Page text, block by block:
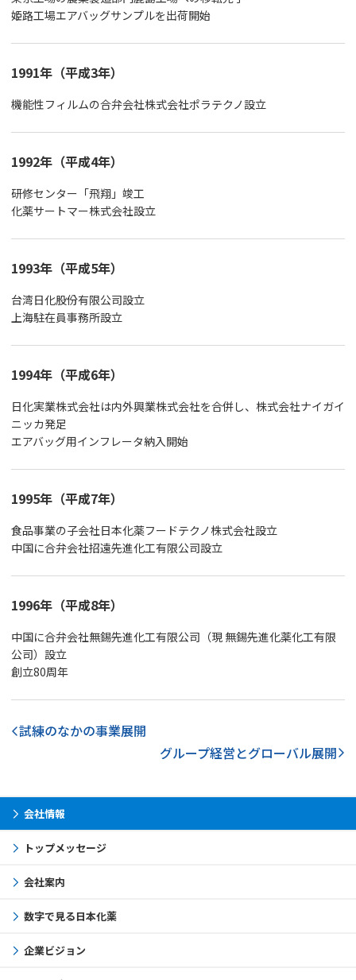
姫路工場エアバッグサンプルを出荷開始
1991年（平成3年）
機能性フィルムの合弁会社株式会社ポラテクノ設立
1992年（平成4年）
研修センター「飛翔」竣工
化薬サートマー株式会社設立
1993年（平成5年）
台湾日化股份有限公司設立
上海駐在員事務所設立
1994年（平成6年）
日化実業株式会社は内外興業株式会社を合併し、株式会社ナイガイ
ニッカ発足
エアバッグ用インフレータ納入開始
1995年（平成7年）
食品事業の子会社日本化薬フードテクノ株式会社設立
中国に合弁会社招遠先進化工有限公司設立
1996年（平成8年）
中国に合弁会社無錫先進化工有限公司（現 無錫先進化薬化工有限
公司）設立
創立80周年
試練のなかの事業展開
グループ経営とグローバル展開
会社情報
トップメッセージ
会社案内
数字で見る日本化薬
企業ビジョン